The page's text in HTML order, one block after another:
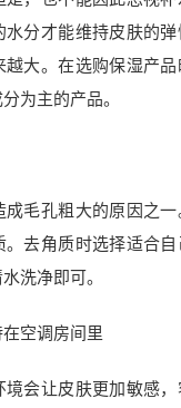
水分才能维持皮肤的
越大。在选购保湿产
为主的产品。
成毛孔粗大的原因之
去角质时选择适合自
洗净即可。
空调房间里
境会让皮肤更加敏感